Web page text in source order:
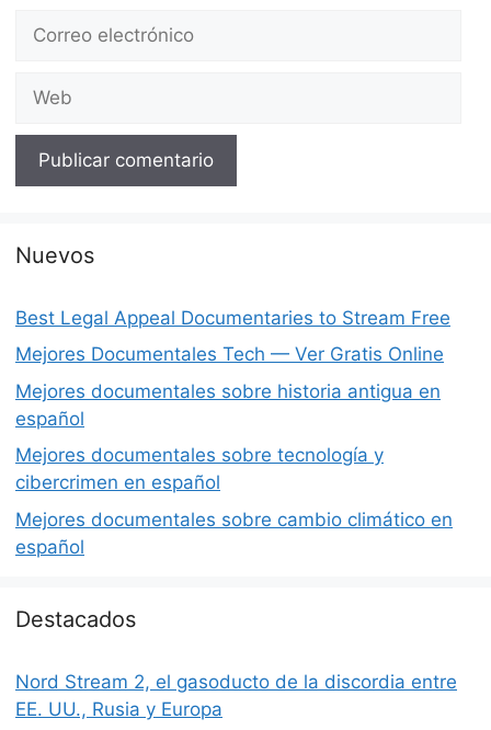
electrónico
Nuevos
Best Legal Appeal Documentaries to Stream Free
Mejores Documentales Tech — Ver Gratis Online
Mejores documentales sobre historia antigua en
español
Mejores documentales sobre tecnología y
cibercrimen en español
Mejores documentales sobre cambio climático en
español
Destacados
Nord Stream 2, el gasoducto de la discordia entre
EE. UU., Rusia y Europa